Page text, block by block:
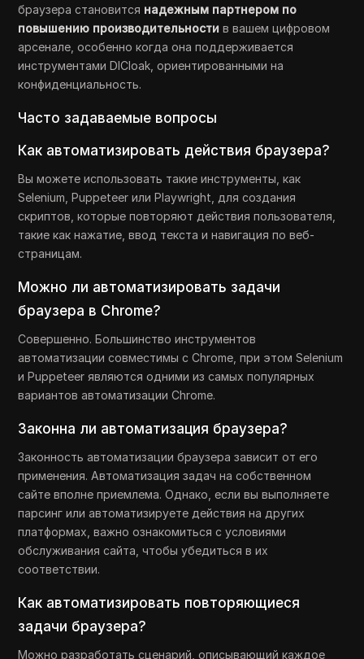
браузера становится надежным партнером по
повышению производительностив вашем цифровом
арсенале, особенно когда она поддерживается
инструментами DICloak, ориентированными на
конфиденциальность.
Часто задаваемые вопросы
Как автоматизировать действия браузера?
Вы можете использовать такие инструменты, как
Selenium, Puppeteer или Playwright, для создания
скриптов, которые повторяют действия пользователя,
такие как нажатие, ввод текста и навигация по веб-
страницам.
Можно ли автоматизировать задачи
браузера в Chrome?
Совершенно. Большинство инструментов
автоматизации совместимы с Chrome, при этом Selenium
и Puppeteer являются одними из самых популярных
вариантов автоматизации Chrome.
Законна ли автоматизация браузера?
Законность автоматизации браузера зависит от его
применения. Автоматизация задач на собственном
сайте вполне приемлема. Однако, если вы выполняете
парсинг или автоматизируете действия на других
платформах, важно ознакомиться с условиями
обслуживания сайта, чтобы убедиться в их
соответствии.
Как автоматизировать повторяющиеся
задачи браузера?
Можно разработать сценарий, описывающий каждое